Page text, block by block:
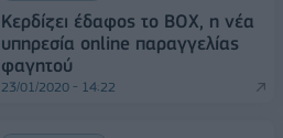
Κερδίζει έδαφος το ΒΟΧ, η νέα
υπηρεσία online παραγγελίας
φαγητού
23/01/2020 - 14:22